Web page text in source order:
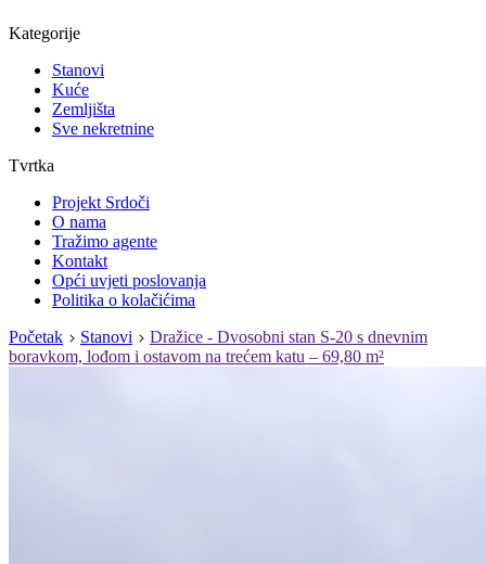
Kategorije
Stanovi
Kuće
Zemljišta
Sve nekretnine
Tvrtka
Projekt Srdoči
O nama
Tražimo agente
Kontakt
Opći uvjeti poslovanja
Politika o kolačićima
Početak
Stanovi
Dražice - Dvosobni stan S-20 s dnevnim
boravkom, lođom i ostavom na trećem katu – 69,80 m²